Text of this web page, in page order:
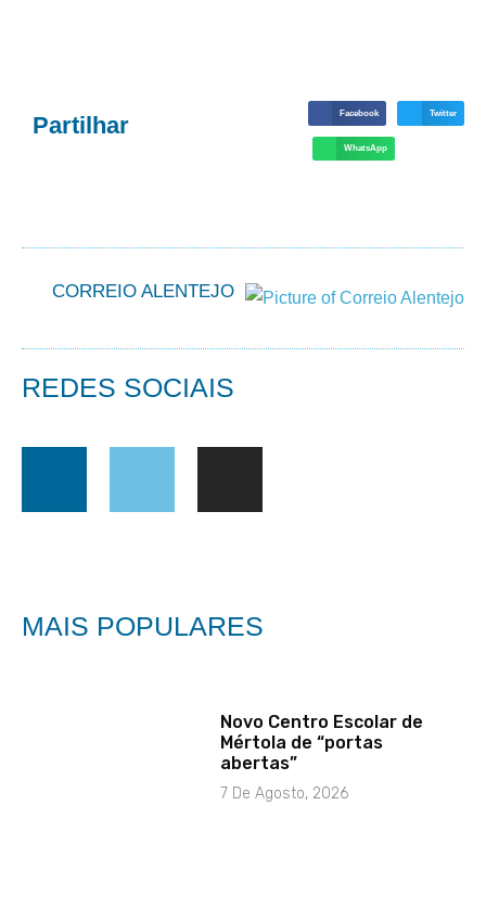
Partilhar Facebook Twitter
WhatsApp
CORREIO ALENTEJO
REDES SOCIAIS
MAIS POPULARES
Novo Centro Escolar de
Mértola de “portas
abertas”
7 De Agosto, 2026